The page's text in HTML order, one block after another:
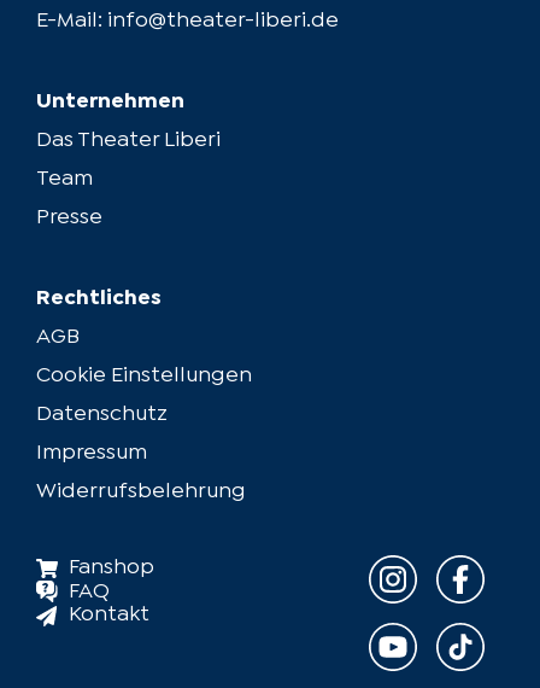
Regieassistenz
Dietmar Mensinger
Technische Produktionsleitung
Technische Probenleitung
E-Mail: info@theater-liberi.de
Unternehmen
Das Theater Liberi
Team
Presse
Rechtliches
AGB
Cookie Einstellungen
Datenschutz
Impressum
Widerrufsbelehrung
Fanshop
FAQ
Kontakt